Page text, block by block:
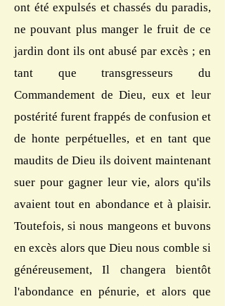
ont été expulsés et chassés du paradis,
ne pouvant plus manger le fruit de ce
jardin dont ils ont abusé par excès ; en
tant que transgresseurs du
Commandement de Dieu, eux et leur
postérité furent frappés de confusion et
de honte perpétuelles, et en tant que
maudits de Dieu ils doivent maintenant
suer pour gagner leur vie, alors qu'ils
avaient tout en abondance et à plaisir.
Toutefois, si nous mangeons et buvons
en excès alors que Dieu nous comble si
généreusement, Il changera bientôt
l'abondance en pénurie, et alors que